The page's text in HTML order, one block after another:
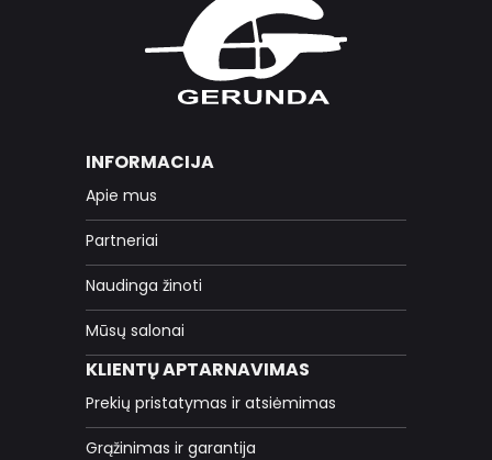
INFORMACIJA
Apie mus
Partneriai
Naudinga žinoti
Mūsų salonai
KLIENTŲ APTARNAVIMAS
Prekių pristatymas ir atsiėmimas
Grąžinimas ir garantija